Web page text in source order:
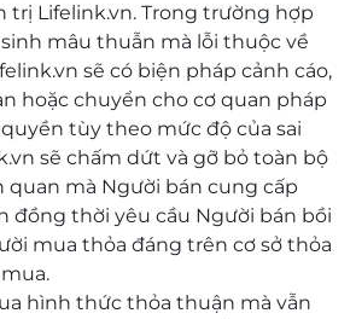
trị Lifelink.vn. Trong trường hợp
mâu thuẫn mà lỗi thuộc về
sẽ có biện pháp cảnh cáo,
hoặc chuyển cho cơ quan pháp
tùy theo mức độ của sai
sẽ chấm dứt và gỡ bỏ toàn bộ
mà Người bán cung cấp
đồng thời yêu cầu Người bán bồi
mua thỏa đáng trên cơ sở thỏa
hình thức thỏa thuận mà vẫn